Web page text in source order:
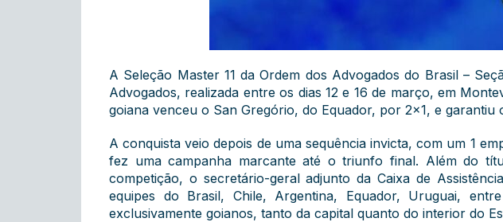
A Seleção Master 11 da Ordem dos Advogados do Brasil –
Advogados, realizada entre os dias 12 e 16 de março, em
goiana venceu o San Gregório, do Equador, por 2×1, e garantiu
A conquista veio depois de uma sequência invicta, com um 1
fez uma campanha marcante até o triunfo final. Além do
competição, o secretário-geral adjunto da Caixa de
equipes do Brasil, Chile, Argentina, Equador, Uruguai,
exclusivamente goianos, tanto da capital quanto do interior do